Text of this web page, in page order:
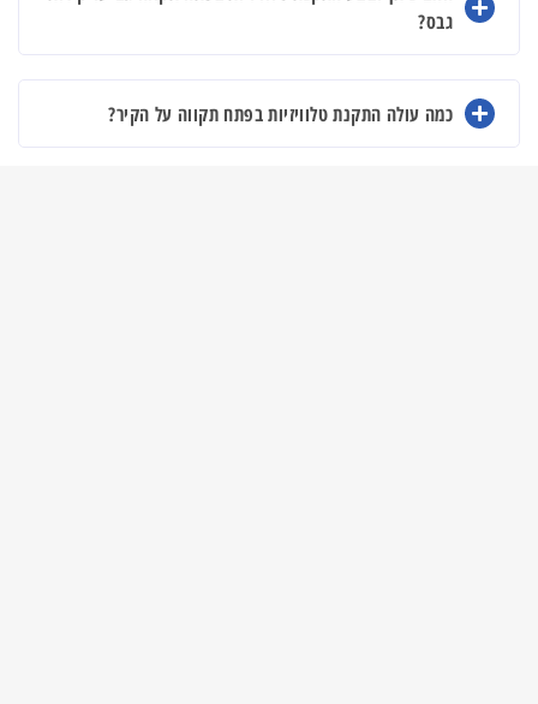
גבס?
כמה עולה התקנת טלוויזיות בפתח תקווה על הקיר?